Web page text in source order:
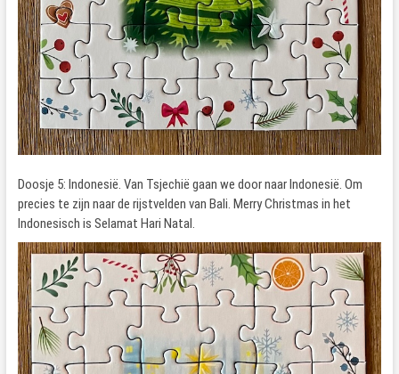
Doosje 5: Indonesië. Van Tsjechië gaan we door naar Indonesië. Om
precies te zijn naar de rijstvelden van Bali. Merry Christmas in het
Indonesisch is Selamat Hari Natal.